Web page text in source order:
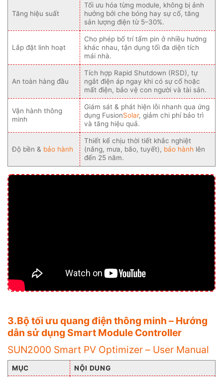
Tăng hiệu suất
Tối ưu hóa từng module, không bị ảnh
hưởng bởi che bóng hay sự cố, tăng
sản lượng điện từ 5–30%.
Lắp đặt linh hoạt
Cho phép bố trí tấm pin ở nhiều hướng
khác nhau, tận dụng tối đa diện tích
mái nhà.
An toàn hàng đầu
Tích hợp Rapid Shutdown (RSD), tự
ngắt điện áp ngay khi có sự cố hoặc
mất điện, bảo vệ con người và tài sản.
Vận hành thông
minh
Giám sát & phát hiện lỗi nhanh qua ứng
dụng FusionSolar, giảm chi phí bảo trì
và tăng hiệu quả.
Độ bền & bảo hành
Thiết kế chịu thời tiết khắc nghiệt
(nắng, mưa, bão, tuyết), bảo hành lên
đến 25 năm.
3.Bộ tối ưu quang điện thông minh – Hướng
dẫn sử dụng Smart Module Controller
SUN2000 Smart PV Optimizer – User Manual
MỤC NỘI DUNG